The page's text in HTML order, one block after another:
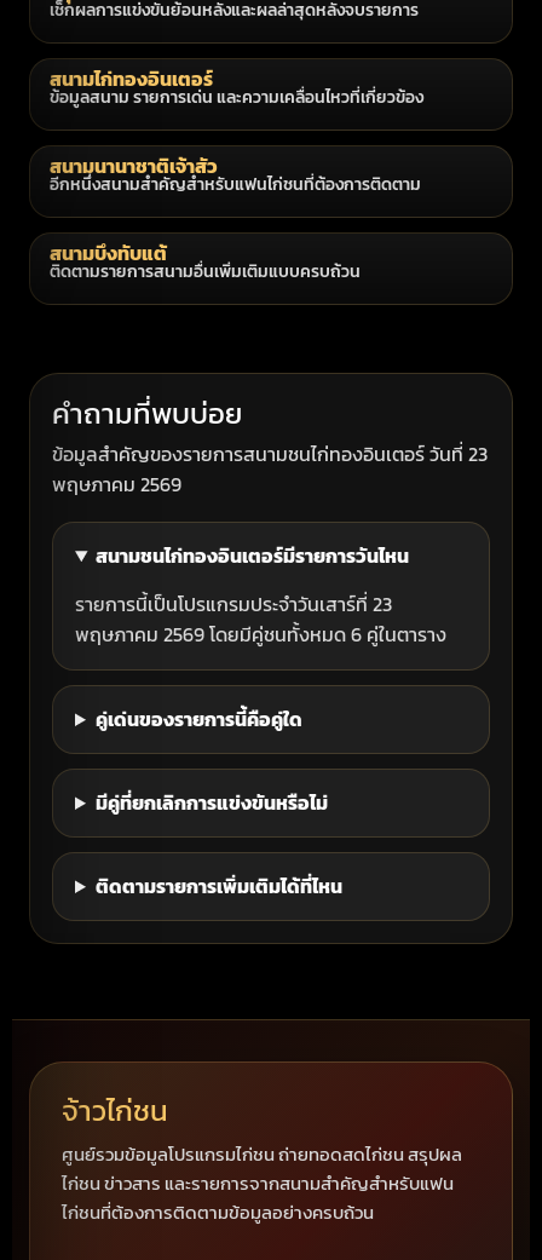
เช็กผลการแข่งขันย้อนหลังและผลล่าสุดหลังจบรายการ
สนามไก่ทองอินเตอร์
ข้อมูลสนาม รายการเด่น และความเคลื่อนไหวที่เกี่ยวข้อง
สนามนานาชาติเจ้าสัว
อีกหนึ่งสนามสำคัญสำหรับแฟนไก่ชนที่ต้องการติดตาม
สนามบึงทับแต้
ติดตามรายการสนามอื่นเพิ่มเติมแบบครบถ้วน
คำถามที่พบบ่อย
ข้อมูลสำคัญของรายการสนามชนไก่ทองอินเตอร์ วันที่ 23
พฤษภาคม 2569
สนามชนไก่ทองอินเตอร์มีรายการวันไหน
รายการนี้เป็นโปรแกรมประจำวันเสาร์ที่ 23
พฤษภาคม 2569 โดยมีคู่ชนทั้งหมด 6 คู่ในตาราง
คู่เด่นของรายการนี้คือคู่ใด
มีคู่ที่ยกเลิกการแข่งขันหรือไม่
ติดตามรายการเพิ่มเติมได้ที่ไหน
จ้าวไก่ชน
ศูนย์รวมข้อมูลโปรแกรมไก่ชน ถ่ายทอดสดไก่ชน สรุปผล
ไก่ชน ข่าวสาร และรายการจากสนามสำคัญสำหรับแฟน
ไก่ชนที่ต้องการติดตามข้อมูลอย่างครบถ้วน